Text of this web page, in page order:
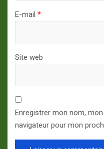
E-mail *
Site web
Enregistrer mon nom,
navigateur pour mon